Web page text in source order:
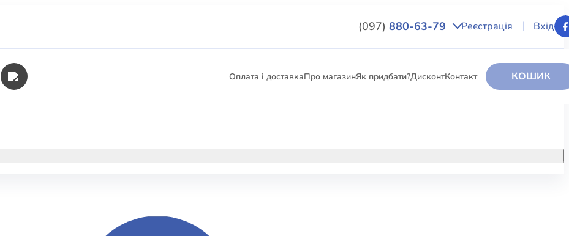
(097) 880-63-79 Реєстрація Вхід
Оплата і доставкаПро магазинЯк придбати?ДисконтКонтакт КОШИК
КНИГИ ЕЛЕКТРОННІ КНИГИ